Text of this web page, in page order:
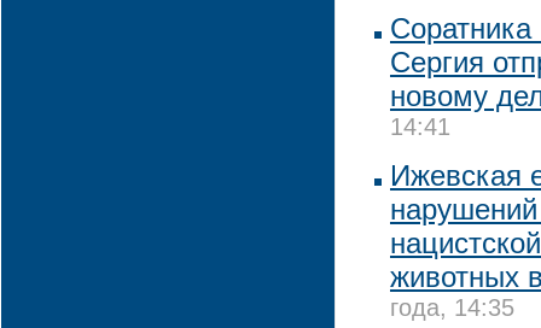
Сергия
новому
14:41
Ижевская
животных
года, 14:35